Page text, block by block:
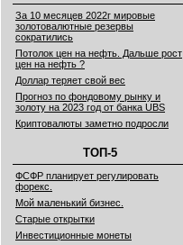
За 10 месяцев 2022г мировые
золотовалютные резервы
сократились
Потолок цен на нефть. Дальше рост
цен на нефть ?
Доллар теряет свой вес
Прогноз по фондовому рынку и
золоту на 2023 год от банка UBS
Криптовалюты заметно подросли
ТОП-5
ФСФР планирует регулировать
форекс.
Мой маленький бизнес.
Старые открытки
Инвестиционные монеты